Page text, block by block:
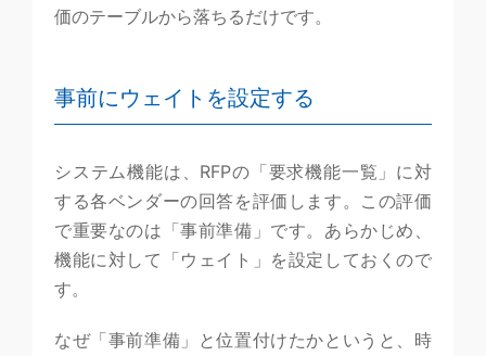
価のテーブルから落ちるだけです。
事前にウェイトを設定する
システム機能は、RFPの「要求機能一覧」に対
する各ベンダーの回答を評価します。この評価
で重要なのは「事前準備」です。あらかじめ、
機能に対して「ウェイト」を設定しておくので
す。
なぜ「事前準備」と位置付けたかというと、時